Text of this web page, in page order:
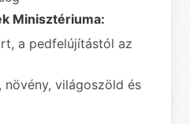
Minisztériuma:
a pedfelújítástól az
növény, világoszöld és